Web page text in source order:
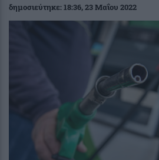
δημοσιεύτηκε:18:36, 23 Μαΐου 2022